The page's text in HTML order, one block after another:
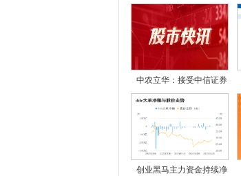
中农立华：接受中信证券
创业黑马主力资金持续净